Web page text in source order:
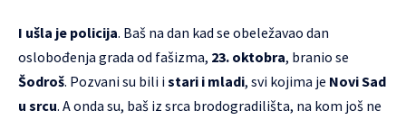
I ušla je policija. Baš na dan kad se obeležavao dan
oslobođenja grada od fašizma, 23. oktobra, branio se
Šodroš. Pozvani su bili istari i mladi, svi kojima je Novi Sad
u srcu. A onda su, baš iz srca brodogradilišta, na kom još ne